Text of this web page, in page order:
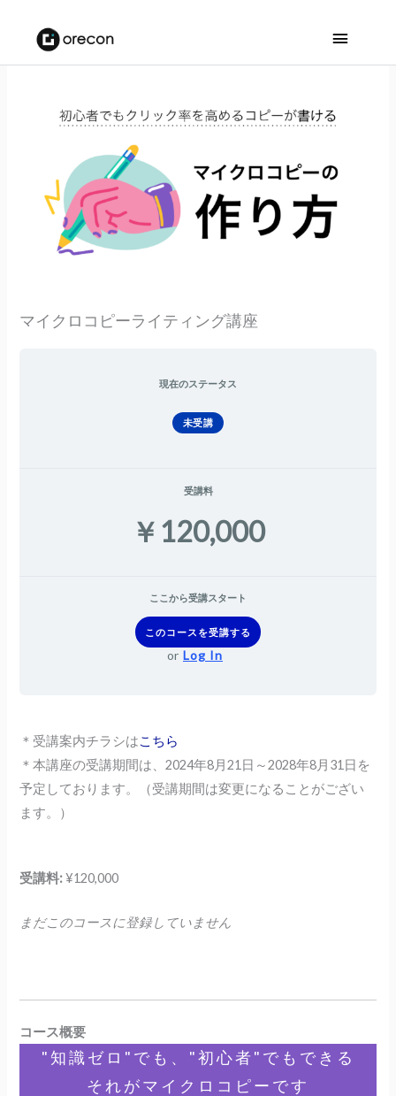
メ
イ
ン
ニ
ュ
マイクロコピーライティング講座
現在のステータス
未受講
受講料
￥120,000
ここから受講スタート
このコースを受講する
or Log In
＊受講案内チラシはこちら
＊本講座の受講期間は、2024年8月21日～2028年8月31日を
予定しております。（受講期間は変更になることがござい
ます。）
受講料:¥120,000
まだこのコースに登録していません
コース概要
"知識ゼロ"でも、"初心者"でもできる
それがマイクロコピーです